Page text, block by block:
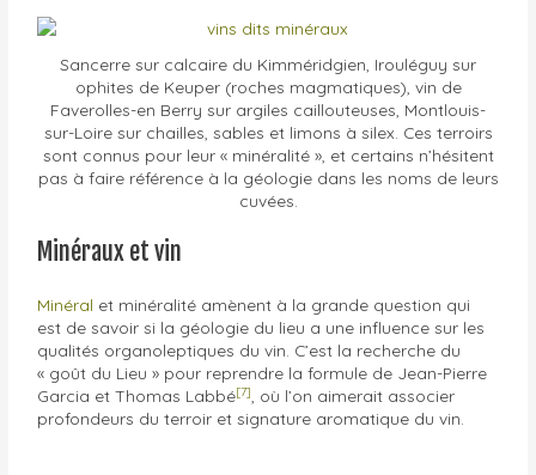
Sancerre sur calcaire du Kimméridgien, Irouléguy sur
ophites de Keuper (roches magmatiques), vin de
Faverolles-en Berry sur argiles caillouteuses, Montlouis-
sur-Loire sur chailles, sables et limons à silex. Ces terroirs
sont connus pour leur « minéralité », et certains n’hésitent
pas à faire référence à la géologie dans les noms de leurs
cuvées.
Minéraux et vin
Minéral et minéralité amènent à la grande question qui
est de savoir si la géologie du lieu a une influence sur les
qualités organoleptiques du vin. C’est la recherche du
« goût du Lieu » pour reprendre la formule de Jean-Pierre
Garcia et Thomas Labbé[7]
, où l’on aimerait associer
profondeurs du terroir et signature aromatique du vin.